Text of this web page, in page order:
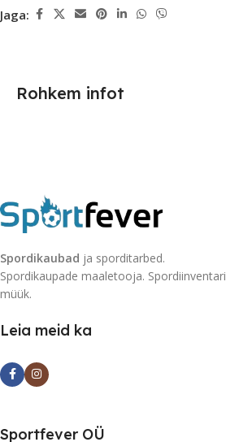
Jaga:
Rohkem infot
Spordikaubad ja sporditarbed.
Spordikaupade maaletooja. Spordiinventari
müük.
Leia meid ka
Sportfever OÜ